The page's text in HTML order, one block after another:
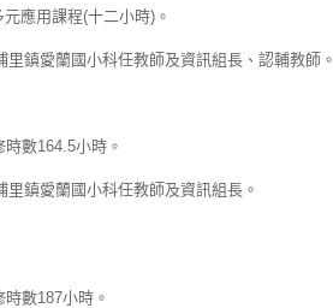
應用課程(十二小時)。
里鎮愛蘭國小科任教師及資訊組長、認輔教師。
數164.5小時。
里鎮愛蘭國小科任教師及資訊組長。
數187小時。